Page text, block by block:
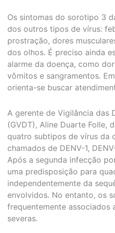
Os sintomas do sorotipo 3
dos outros tipos de vírus:
prostração, dores
dos olhos. É preciso ainda
alarme da doença, como
vômitos e sangramentos.
orienta-se buscar
A gerente de Vigilância das
(GVDT), Aline Duarte Folle,
quatro subtipos de vírus da
chamados de DENV-1,
Após a segunda infecção
uma predisposição para
independentemente da
envolvidos. No entanto, os
frequentemente associados
severas.